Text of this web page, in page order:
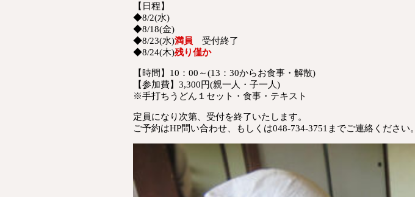
【日程】
◆8/2(水)
◆8/18(金)
◆8/23(水)満員 受付終了
◆8/24(木)残り僅か
【時間】10：00～(13：30からお食事・解散)
【参加費】3,300円(親一人・子一人)
※手打ちうどん１セット・食事・テキスト
定員になり次第、受付を終了いたします。
ご予約はHP問い合わせ、もしくは048-734-3751までご連絡ください。